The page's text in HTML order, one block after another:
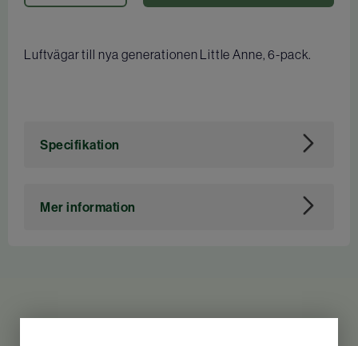
Luftvägar till nya generationen Little Anne, 6-pack.
Specifikation
Mer information
Relaterade produkter